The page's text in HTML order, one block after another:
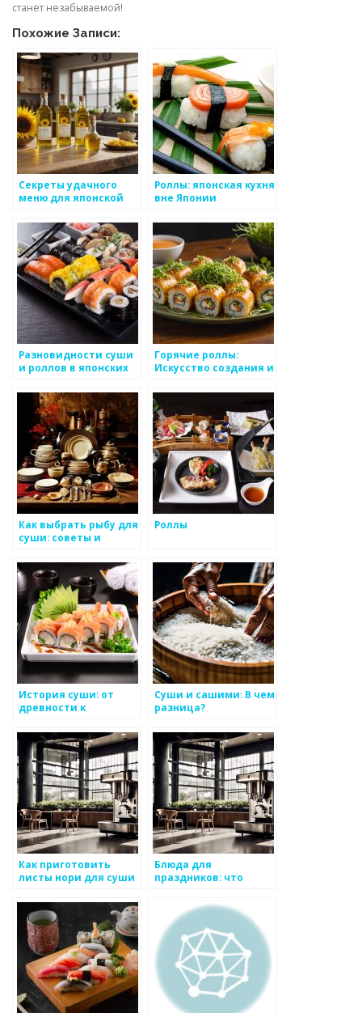
станет незабываемой!
Похожие Записи:
Секреты удачного
меню для японской
Роллы: японская кухня
вне Японии
Разновидности суши
и роллов в японских
Горячие роллы:
Искусство создания и
Как выбрать рыбу для
суши: советы и
Роллы
История суши: от
древности к
Суши и сашими: В чем
разница?
Как приготовить
листы нори для суши
Блюда для
праздников: что